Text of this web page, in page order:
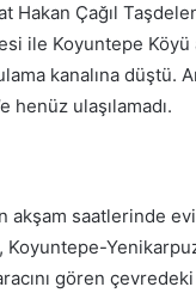
Hakan Çağıl
ile Koyuntepe Köyü
kanalına düştü.
henüz ulaşılamadı.
akşam saatlerinde
Koyuntepe-
gören